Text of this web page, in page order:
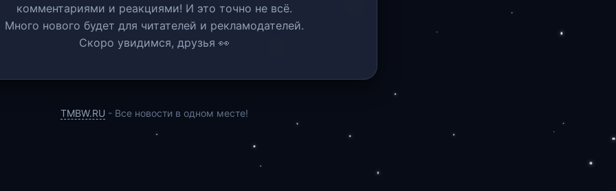
комментариями и реакциями! И это точно не всё.
Много нового будет для читателей и рекламодателей.
Скоро увидимся, друзья 👀
TMBW.RU - Все новости в одном месте!